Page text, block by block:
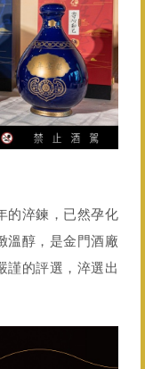
的淬鍊，已然孕化
溫醇，是金門酒廠
謹的評選，淬選出